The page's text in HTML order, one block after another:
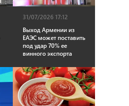
31/07/2026 17:12
Выход Армении из
ЕАЭС может поставить
под удар 70% ее
винного экспорта